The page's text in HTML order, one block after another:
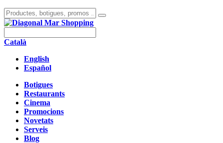
Català
English
Español
Botigues
Restaurants
Cinema
Promocions
Novetats
Serveis
Blog